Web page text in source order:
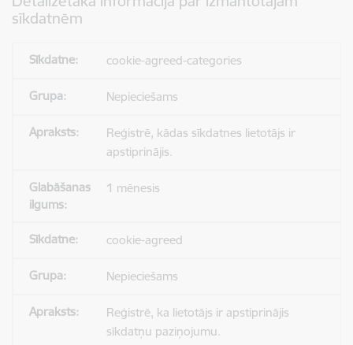
sīkdatnēm
cookie-agreed-categories
Nepieciešams
Reģistrē, kādas sīkdatnes lietotājs ir
apstiprinājis.
1 mēnesis
cookie-agreed
Nepieciešams
Reģistrē, ka lietotājs ir apstiprinājis
sīkdatņu paziņojumu.